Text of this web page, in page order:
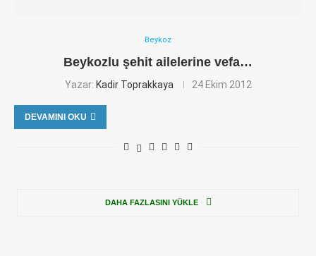
Beykoz
Beykozlu şehit ailelerine vefa…
Yazar: Kadir Toprakkaya 24 Ekim 2012
DEVAMINI OKU
DAHA FAZLASINI YÜKLE